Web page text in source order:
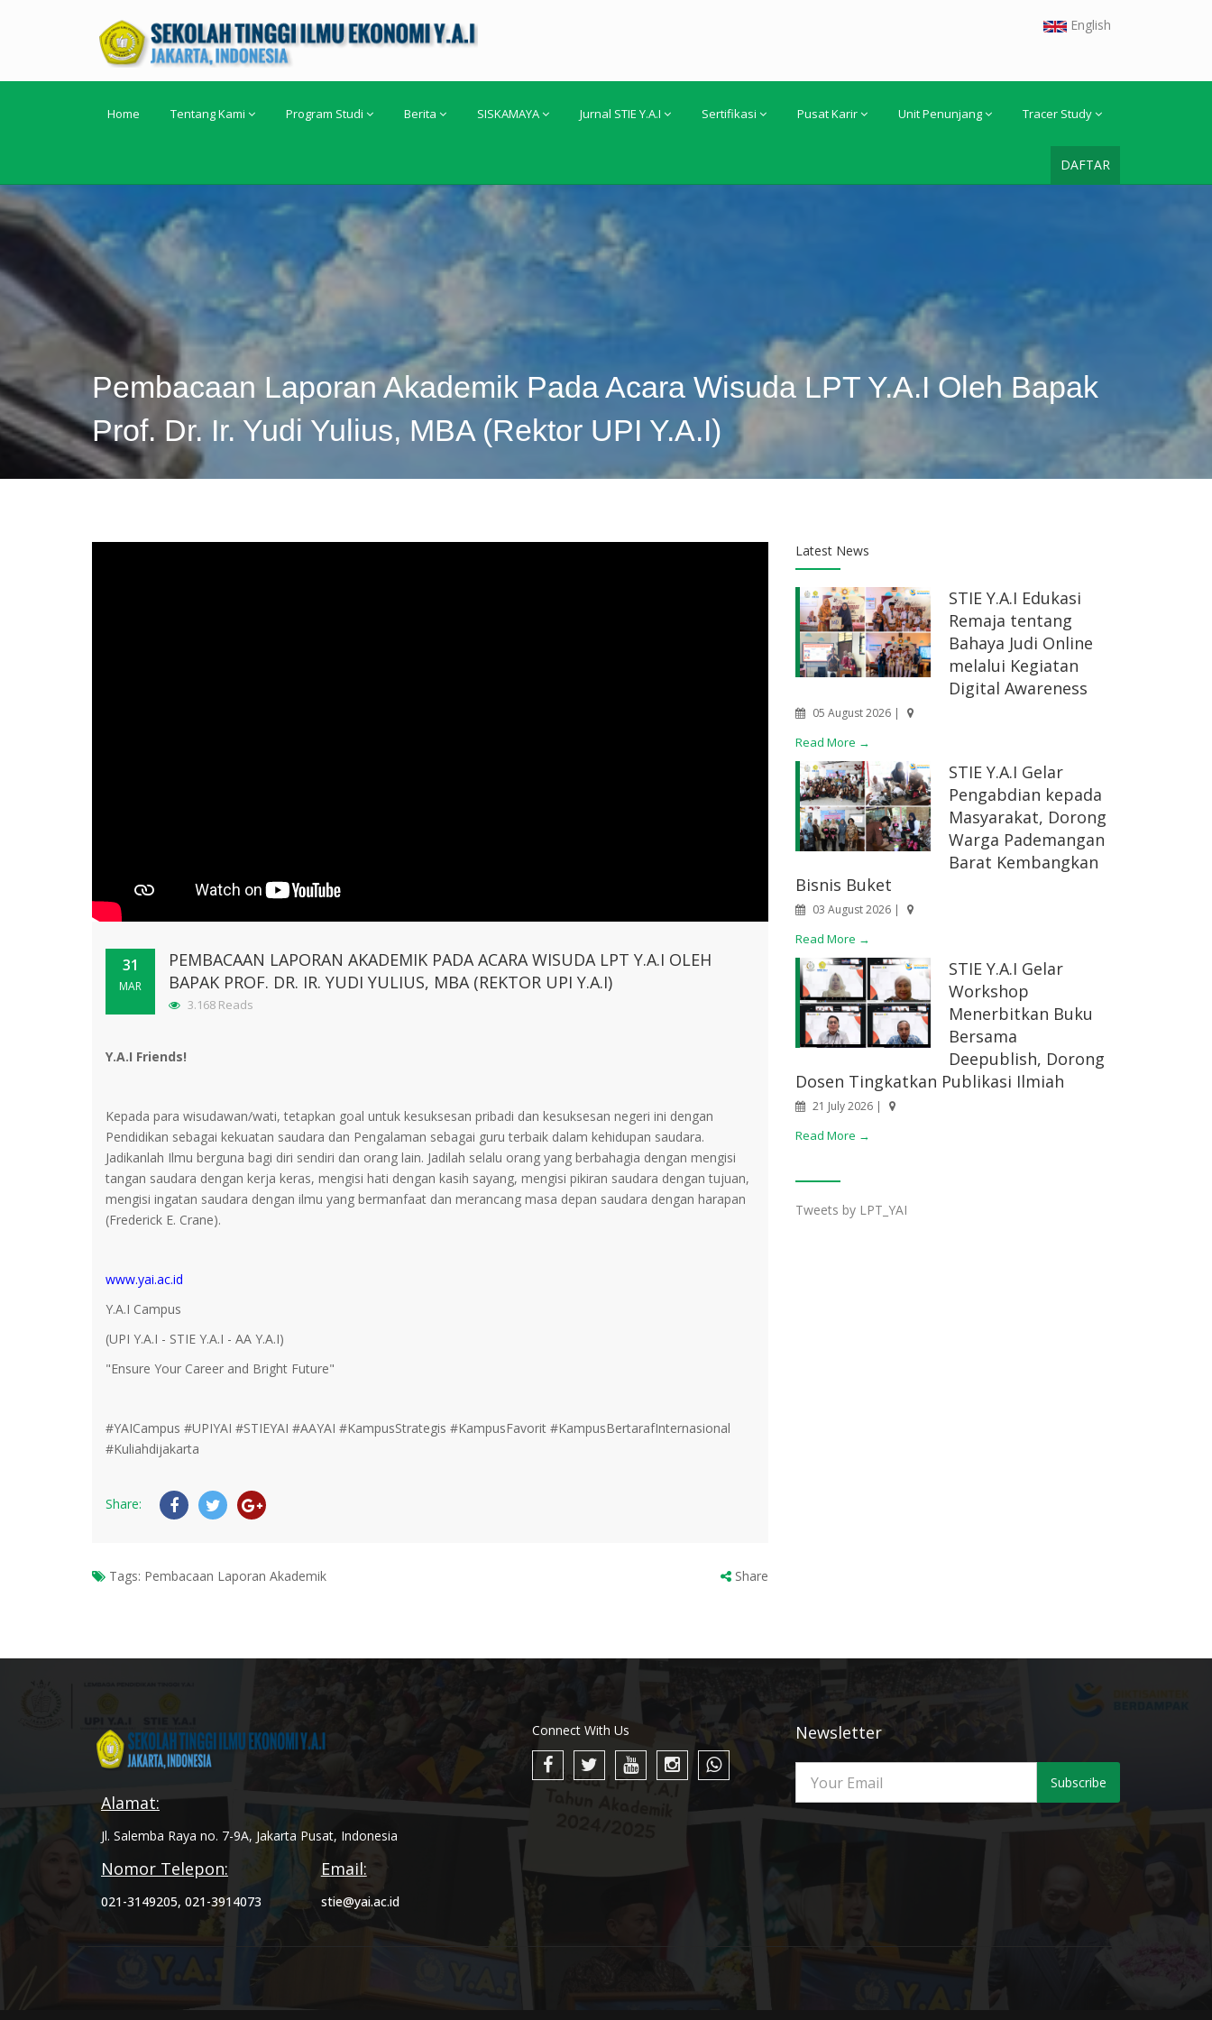
English
Home Tentang Kami Program Studi Berita SISKAMAYA Jurnal STIE Y.A.I Sertifikasi Pusat Karir Unit Penunjang Tracer Study
DAFTAR
Pembacaan Laporan Akademik Pada Acara Wisuda LPT Y.A.I Oleh Bapak
Prof. Dr. Ir. Yudi Yulius, MBA (Rektor UPI Y.A.I)
31
MAR
PEMBACAAN LAPORAN AKADEMIK PADA ACARA WISUDA LPT Y.A.I OLEH
BAPAK PROF. DR. IR. YUDI YULIUS, MBA (REKTOR UPI Y.A.I)
3.168 Reads
Y.A.I Friends!
Kepada para wisudawan/wati, tetapkan goal untuk kesuksesan pribadi dan kesuksesan negeri ini dengan
Pendidikan sebagai kekuatan saudara dan Pengalaman sebagai guru terbaik dalam kehidupan saudara.
Jadikanlah Ilmu berguna bagi diri sendiri dan orang lain. Jadilah selalu orang yang berbahagia dengan mengisi
tangan saudara dengan kerja keras, mengisi hati dengan kasih sayang, mengisi pikiran saudara dengan tujuan,
mengisi ingatan saudara dengan ilmu yang bermanfaat dan merancang masa depan saudara dengan harapan
(Frederick E. Crane).
www.yai.ac.id
Y.A.I Campus
(UPI Y.A.I - STIE Y.A.I - AA Y.A.I)
"Ensure Your Career and Bright Future"
#YAICampus #UPIYAI #STIEYAI #AAYAI #KampusStrategis #KampusFavorit #KampusBertarafInternasional
#Kuliahdijakarta
Share:
Tags: Pembacaan Laporan Akademik Share
Latest News
STIE Y.A.I Edukasi
Remaja tentang
Bahaya Judi Online
melalui Kegiatan
Digital Awareness
05 August 2026 |
Read More →
STIE Y.A.I Gelar
Pengabdian kepada
Masyarakat, Dorong
Warga Pademangan
Barat Kembangkan
Bisnis Buket
03 August 2026 |
Read More →
STIE Y.A.I Gelar
Workshop
Menerbitkan Buku
Bersama
Deepublish, Dorong
Dosen Tingkatkan Publikasi Ilmiah
21 July 2026 |
Read More →
Tweets by LPT_YAI
Alamat:
Jl. Salemba Raya no. 7-9A, Jakarta Pusat, Indonesia
Nomor Telepon:
021-3149205, 021-3914073
Email:
stie@yai.ac.id
Connect With Us Newsletter
Subscribe